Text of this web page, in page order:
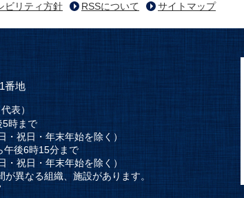
ビリティ方針 RSSについて サイトマップ
番地
表）
5時まで
・祝日・年末年始を除く）
午後6時15分まで
・祝日・年末年始を除く）
異なる組織、施設があります。